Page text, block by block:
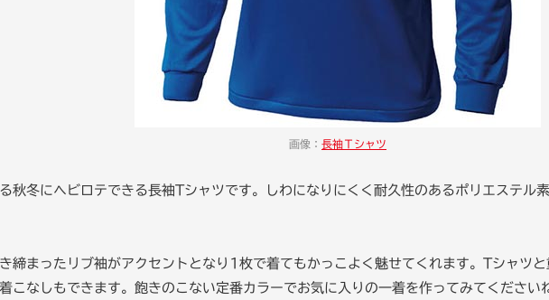
画像： 長袖Ｔシャツ
秋冬にヘビロテできる長袖Tシャツです。しわになりにくく耐久性のあるポリエステル
締まったリブ袖がアクセントとなり1枚で着てもかっこよく魅せてくれます。Tシャツ
こなしもできます。飽きのこない定番カラーでお気に入りの一着を作ってみてください